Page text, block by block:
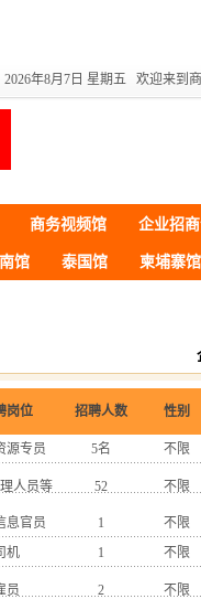
2026年8月7日 星期五 欢迎来到
商务视频馆 企业招
馆 泰国馆 柬埔寨馆
岗位 招聘人数 性别
源专员 5名 不限
人员等 52 不限
息官员 1
不限
机 1 不限
员 2 不限